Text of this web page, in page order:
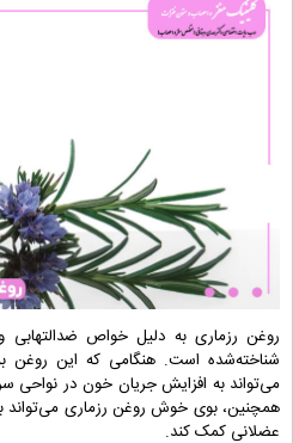
روغن رزماری به دلیل خواص
شناخته‌شده است. هنگامی که این روغن
می‌تواند به افزایش جریان خون در
همچنین، بوی خوش روغن رزماری
عضلانی کمک کند.